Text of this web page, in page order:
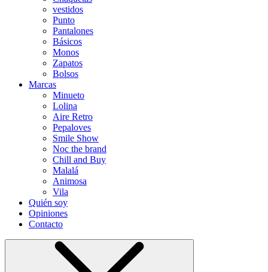
vestidos
Punto
Pantalones
Básicos
Monos
Zapatos
Bolsos
Marcas
Minueto
Lolina
Aire Retro
Pepaloves
Smile Show
Noc the brand
Chill and Buy
Malalá
Animosa
Vila
Quién soy
Opiniones
Contacto